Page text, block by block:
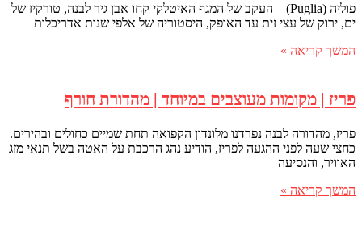
פוליה (Puglia) – העקב של המגף האיטלקי קחו אבן גיר לבנה, טורקיז של
ים, ירוק של עצי זית עד האופק, היסטוריה של אלפי שנות אדריכלות
המשך קריאה »
פריז | מקומות מעוצבים במיוחד | מהדורת חורף
פריז, מהדורה לבנה נפרדנו מלונדון הקפואה תחת שמיים כחולים ובהירים.
כחצי שעה לפני ההגעה לפריז, הודיע נהג הרכבת על האטה בשל תנאי מזג
האוויר, והנסיעה
המשך קריאה »